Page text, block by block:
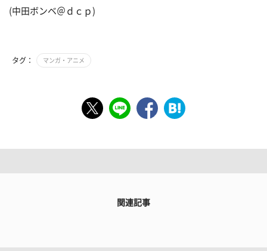
(中田ボンベ＠ｄｃｐ)
タグ： マンガ・アニメ
関連記事